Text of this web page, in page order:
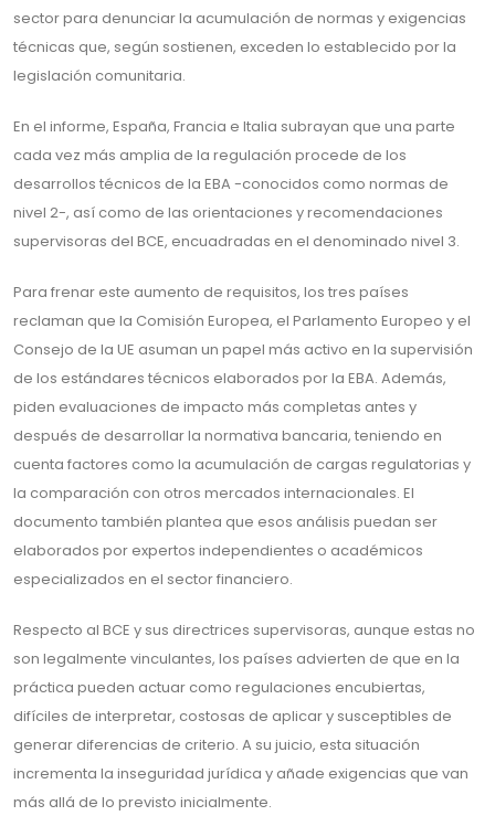
sector para denunciar la acumulación de normas y exigencias
técnicas que, según sostienen, exceden lo establecido por la
legislación comunitaria.
En el informe, España, Francia e Italia subrayan que una parte
cada vez más amplia de la regulación procede de los
desarrollos técnicos de la EBA -conocidos como normas de
nivel 2-, así como de las orientaciones y recomendaciones
supervisoras del BCE, encuadradas en el denominado nivel 3.
Para frenar este aumento de requisitos, los tres países
reclaman que la Comisión Europea, el Parlamento Europeo y el
Consejo de la UE asuman un papel más activo en la supervisión
de los estándares técnicos elaborados por la EBA. Además,
piden evaluaciones de impacto más completas antes y
después de desarrollar la normativa bancaria, teniendo en
cuenta factores como la acumulación de cargas regulatorias y
la comparación con otros mercados internacionales. El
documento también plantea que esos análisis puedan ser
elaborados por expertos independientes o académicos
especializados en el sector financiero.
Respecto al BCE y sus directrices supervisoras, aunque estas no
son legalmente vinculantes, los países advierten de que en la
práctica pueden actuar como regulaciones encubiertas,
difíciles de interpretar, costosas de aplicar y susceptibles de
generar diferencias de criterio. A su juicio, esta situación
incrementa la inseguridad jurídica y añade exigencias que van
más allá de lo previsto inicialmente.